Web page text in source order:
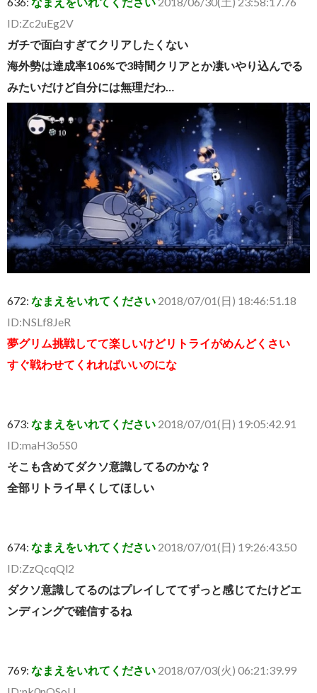
ID:Zc2uEg2V
ガチで面白すぎてクリアしたくない
海外勢は達成率106%で3時間クリアとか凄いやり込んでる
みたいだけど自分には無理だわ…
672: なまえをいれてください 2018/07/01(日) 18:46:51.18
ID:NSLf8JeR
夢グリム挑戦してて楽しいけどリトライがめんどくさい
すぐ戦わせてくれればいいのにな
673: なまえをいれてください 2018/07/01(日) 19:05:42.91
ID:maH3o5S0
そこも含めてダクソ意識してるのかな？
全部リトライ早くしてほしい
674: なまえをいれてください 2018/07/01(日) 19:26:43.50
ID:ZzQcqQl2
ダクソ意識してるのはプレイしててずっと感じてたけどエ
ンディングで確信するね
769: なまえをいれてください 2018/07/03(火) 06:21:39.99